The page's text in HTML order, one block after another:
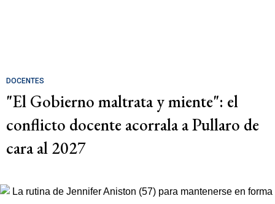
DOCENTES
"El Gobierno maltrata y miente": el
conflicto docente acorrala a Pullaro de
cara al 2027